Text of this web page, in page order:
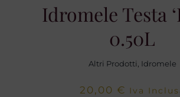
Idromele Testa
0.50L
Altri Prodotti Idromele
20,00 € Iva